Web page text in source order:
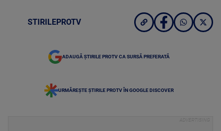
STIRILEPROTV
ADAUGĂ ȘTIRILE PROTV CA SURSĂ PREFERATĂ
URMĂREȘTE ȘTIRILE PROTV ÎN GOOGLE DISCOVER